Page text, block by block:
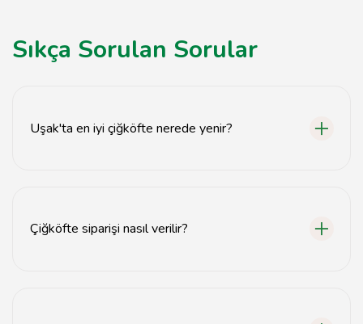
Sıkça Sorulan Sorular
Uşak'ta en iyi çiğköfte nerede yenir?
Çiğköfte siparişi nasıl verilir?